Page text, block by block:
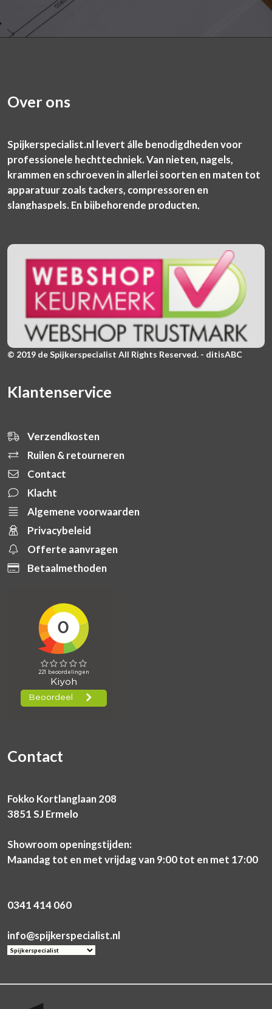
Over ons
Spijkerspecialist.nl levert álle benodigdheden voor
professionele hechttechniek. Van nieten, nagels,
krammen en schroeven in allerlei soorten en maten tot
apparatuur zoals tackers, compressoren en
slanghaspels. En bijbehorende producten,
© 2019 de Spijkerspecialist All Rights Reserved. - ditisABC
Klantenservice
Verzendkosten
Ruilen & retourneren
Contact
Klacht
Algemene voorwaarden
Privacybeleid
Offerte aanvragen
Betaalmethoden
Contact
Fokko Kortlanglaan 208
3851 SJ Ermelo
Showroom openingstijden:
Maandag tot en met vrijdag van 9:00 tot en met 17:00
0341 414 060
info@spijkerspecialist.nl